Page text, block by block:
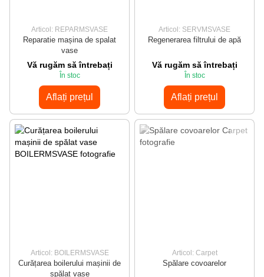
Articol: REPARMSVASE
Reparatie mașina de spalat
vase
Vă rugăm să întrebați
În stoc
Aflați prețul
Articol: SERVMSVASE
Regenerarea filtrului de apă
Vă rugăm să întrebați
În stoc
Aflați prețul
Articol: BOILERMSVASE
Curățarea boilerului mașinii de
spălat vase
Articol: Carpet
Spălare covoarelor